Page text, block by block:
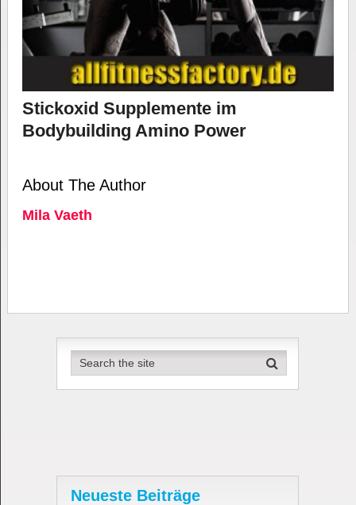
Stickoxid Supplemente im
Bodybuilding Amino Power
About The Author
Mila Vaeth
Neueste Beiträge